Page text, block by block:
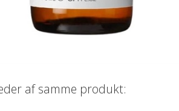
af samme produkt: